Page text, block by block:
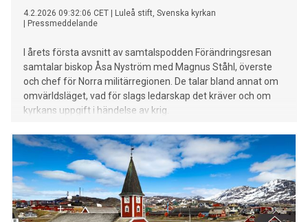
4.2.2026 09:32:06 CET
Luleå stift, Svenska kyrkan
Pressmeddelande
I årets första avsnitt av samtalspodden Förändringsresan
samtalar biskop Åsa Nyström med Magnus Ståhl, överste
och chef för Norra militärregionen. De talar bland annat om
omvärldsläget, vad för slags ledarskap det kräver och om
kyrkans uppgift i händelse av krig.